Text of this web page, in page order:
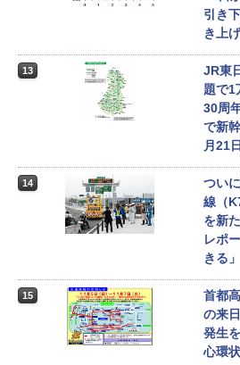
引き
き上
13
JR東
題で1
30周
で新
月21
14
つい
線（
を新
レポ
きる
15
首都
の来
発生
心環